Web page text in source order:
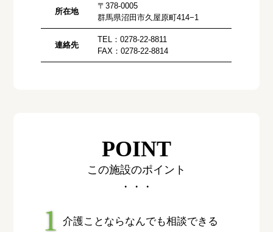
所在地
〒378-0005
群馬県沼田市久屋原町414−1
連絡先
TEL：0278‐22‐8811
FAX：0278‐22‐8814
POINT
この施設のポイント
・・・
介護ことならなんでも相談できる